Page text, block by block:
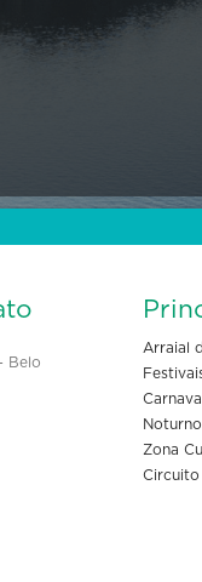
Belo
Arraial
Zona
Circuito